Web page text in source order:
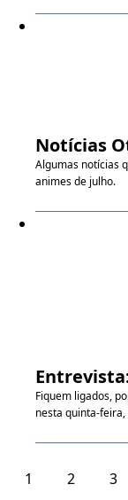
Notícias
Algumas notícias
animes de julho.
Fiquem ligados,
nesta quinta-
1 2 3